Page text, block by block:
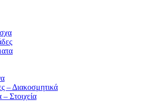
– Διακοσμητικά
– Στοιχεία